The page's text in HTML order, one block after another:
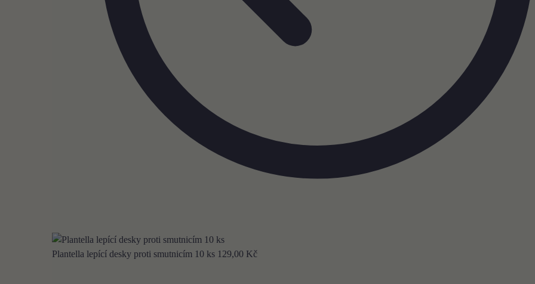
Plantella lepící desky proti smutnicím 10 ks 129,00 Kč